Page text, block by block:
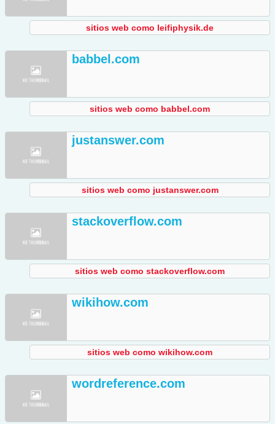
sitios web como leifiphysik.de
babbel.com
sitios web como babbel.com
justanswer.com
sitios web como justanswer.com
stackoverflow.com
sitios web como stackoverflow.com
wikihow.com
sitios web como wikihow.com
wordreference.com